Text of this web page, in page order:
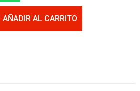
AÑADIR AL CARRITO